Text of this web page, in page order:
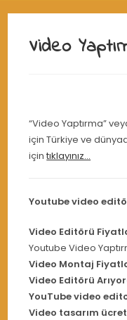
Video
“Video Yaptırma”
için Türkiye ve
içintıklayınız…
Youtube video
Video Editörü
Youtube Video
Video Montaj
Video Editörü
YouTube video
Video tasarım